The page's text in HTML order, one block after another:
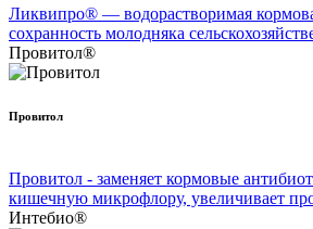
Ликвипро® — водорастворимая
сохранность молодняка
Провитол®
Провитол
Провитол - заменяет кормовые
кишечную микрофлору, увеличивает
Интебио®